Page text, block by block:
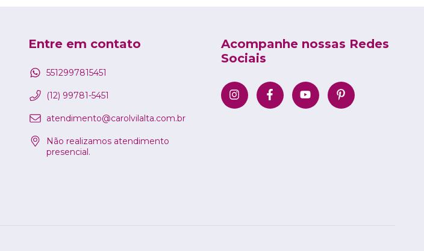
Entre em contato
5512997815451
(12) 99781-5451
atendimento@carolvilalta.com.br
Não realizamos atendimento
presencial.
Acompanhe nossas Redes
Sociais